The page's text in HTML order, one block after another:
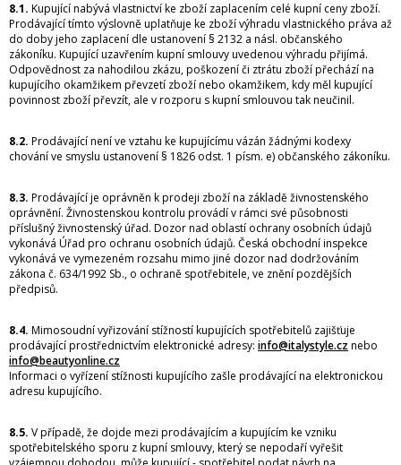
8.1. Kupující nabývá vlastnictví ke zboží zaplacením celé kupní ceny zboží.
Prodávající tímto výslovně uplatňuje ke zboží výhradu vlastnického práva až
do doby jeho zaplacení dle ustanovení § 2132 a násl. občanského
zákoníku. Kupující uzavřením kupní smlouvy uvedenou výhradu přijímá.
Odpovědnost za nahodilou zkázu, poškození či ztrátu zboží přechází na
kupujícího okamžikem převzetí zboží nebo okamžikem, kdy měl kupující
povinnost zboží převzít, ale v rozporu s kupní smlouvou tak neučinil.
8.2. Prodávající není ve vztahu ke kupujícímu vázán žádnými kodexy
chování ve smyslu ustanovení § 1826 odst. 1 písm. e) občanského zákoníku.
8.3. Prodávající je oprávněn k prodeji zboží na základě živnostenského
oprávnění. Živnostenskou kontrolu provádí v rámci své působnosti
příslušný živnostenský úřad. Dozor nad oblastí ochrany osobních údajů
vykonává Úřad pro ochranu osobních údajů. Česká obchodní inspekce
vykonává ve vymezeném rozsahu mimo jiné dozor nad dodržováním
zákona č. 634/1992 Sb., o ochraně spotřebitele, ve znění pozdějších
předpisů.
8.4. Mimosoudní vyřizování stížností kupujících spotřebitelů zajišťuje
prodávající prostřednictvím elektronické adresy: info@italystyle.cz nebo
info@beautyonline.cz
Informaci o vyřízení stížnosti kupujícího zašle prodávající na elektronickou
adresu kupujícího.
8.5. V případě, že dojde mezi prodávajícím a kupujícím ke vzniku
spotřebitelského sporu z kupní smlouvy, který se nepodaří vyřešit